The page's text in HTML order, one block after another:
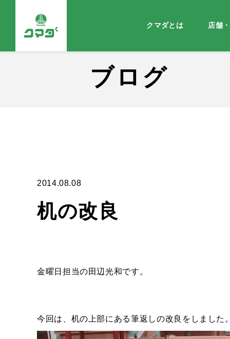
クマダとは 店舗
ブログ
2014.08.08
机の改良
金曜日担当の田辺光和です。
今回は、机の上部にある筆返しの改良をしました